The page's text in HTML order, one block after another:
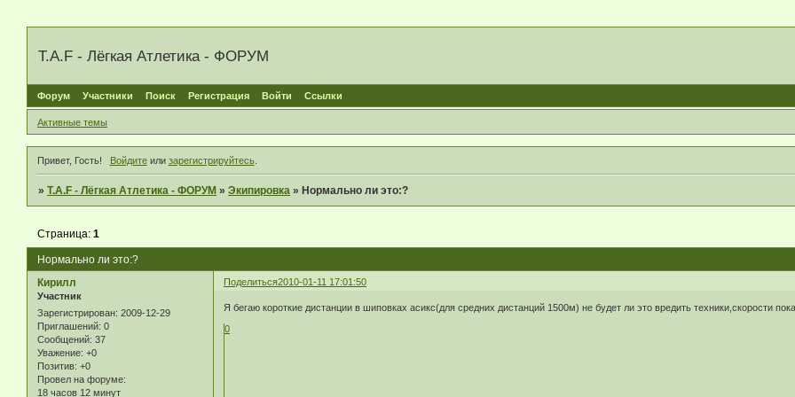
T.A.F - Лёгкая Атлетика - ФОРУМ
Форум Участники Поиск Регистрация Войти Ссылки
Активные темы
Привет, Гость! Войдитеили зарегистрируйтесь.
»T.A.F - Лёгкая Атлетика - ФОРУМ »Экипировка » Нормально ли это:?
Нормально ли это:?
Страница:1
Поделиться2010-01-11 17:01:50
Кирилл
Участник
Зарегистрирован: 2009-12-29
Приглашений: 0
Сообщений: 37
Уважение: +0
Позитив: +0
Провел на форуме:
18 часов 12 минут
Я бегаю короткие дистанции в шиповках асикс(для средних дистанций 1500м) не будет ли это вредить техники,скорости
0